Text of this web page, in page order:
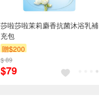
莎啦莎啦茉莉麝香抗菌沐浴乳補
充包
贈$200
$ 89
$79